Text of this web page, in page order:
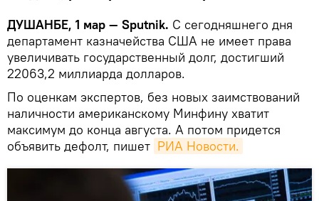
ДУШАНБЕ, 1 мар — Sputnik. С сегодняшнего дня
департамент казначейства США не имеет права
увеличивать государственный долг, достигший
22063,2 миллиарда долларов.
По оценкам экспертов, без новых заимствований
наличности американскому Минфину хватит
максимум до конца августа. А потом придется
объявить дефолт, пишет РИА Новости.